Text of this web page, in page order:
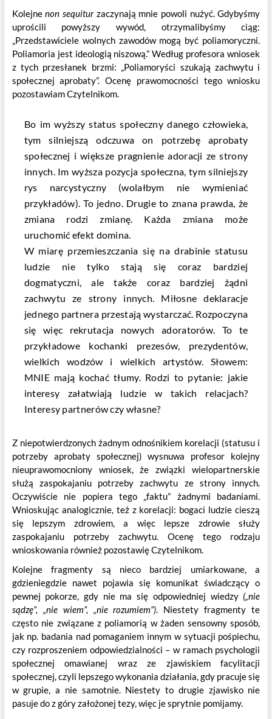
Kolejnenon sequiturzaczynają mnie powoli nużyć. Gdybyśmy
uprościli powyższy wywód, otrzymalibyśmy ciąg:
„Przedstawiciele wolnych zawodów mogą być poliamoryczni.
Poliamoria jest ideologią niszową.” Według profesora wniosek
z tych przesłanek brzmi: „Poliamoryści szukają zachwytu i
społecznej aprobaty”. Ocenę prawomocności tego wniosku
pozostawiam Czytelnikom.
Bo im wyższy status społeczny danego człowieka,
tym silniejszą odczuwa on potrzebę aprobaty
społecznej i większe pragnienie adoracji ze strony
innych. Im wyższa pozycja społeczna, tym silniejszy
rys narcystyczny (wolałbym nie wymieniać
przykładów). To jedno. Drugie to znana prawda, że
zmiana rodzi zmianę. Każda zmiana może
uruchomić efekt domina.
W miarę przemieszczania się na drabinie statusu
ludzie nie tylko stają się coraz bardziej
dogmatyczni, ale także coraz bardziej żądni
zachwytu ze strony innych. Miłosne deklaracje
jednego partnera przestają wystarczać. Rozpoczyna
się więc rekrutacja nowych adoratorów. To te
przykładowe kochanki prezesów, prezydentów,
wielkich wodzów i wielkich artystów. Słowem:
MNIE mają kochać tłumy. Rodzi to pytanie: jakie
interesy załatwiają ludzie w takich relacjach?
Interesy partnerów czy własne?
Z niepotwierdzonych żadnym odnośnikiem korelacji (statusu i
potrzeby aprobaty społecznej) wysnuwa profesor kolejny
nieuprawomocniony wniosek, że związki wielopartnerskie
służą zaspokajaniu potrzeby zachwytu ze strony innych.
Oczywiście nie popiera tego „faktu” żadnymi badaniami.
Wnioskując analogicznie, też z korelacji: bogaci ludzie cieszą
się lepszym zdrowiem, a więc lepsze zdrowie służy
zaspokajaniu potrzeby zachwytu. Ocenę tego rodzaju
wnioskowania również pozostawię Czytelnikom.
Kolejne fragmenty są nieco bardziej umiarkowane, a
gdzieniegdzie nawet pojawia się komunikat świadczący o
pewnej pokorze, gdy nie ma się odpowiedniej wiedzy („nie
sądzę”, „nie wiem”, „nie rozumiem”). Niestety fragmenty te
często nie związane z poliamorią w żaden sensowny sposób,
jak np. badania nad pomaganiem innym w sytuacji pośpiechu,
czy rozproszeniem odpowiedzialności – w ramach psychologii
społecznej omawianej wraz ze zjawiskiem facylitacji
społecznej, czyli lepszego wykonania działania, gdy pracuje się
w grupie, a nie samotnie. Niestety to drugie zjawisko nie
pasuje do z góry założonej tezy, więc je sprytnie pomijamy.